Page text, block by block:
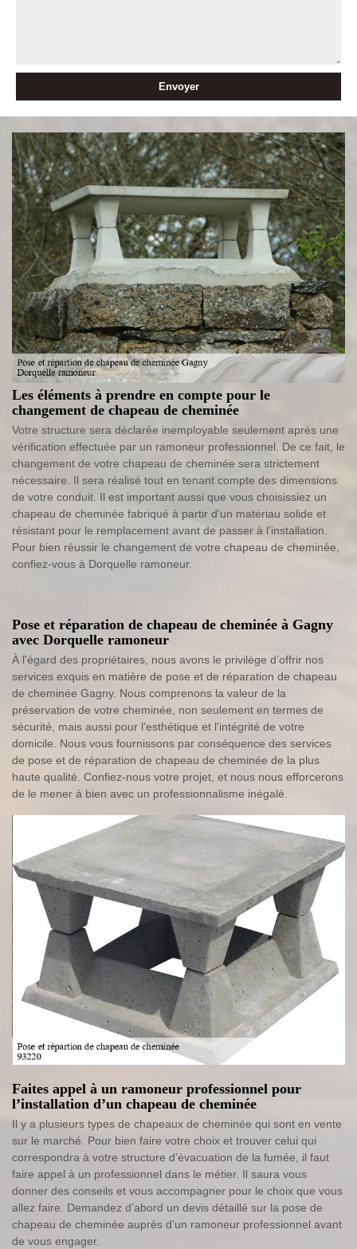
Les éléments à prendre en compte pour le
changement de chapeau de cheminée
Votre structure sera déclarée inemployable seulement après une
vérification effectuée par un ramoneur professionnel. De ce fait, le
changement de votre chapeau de cheminée sera strictement
nécessaire. Il sera réalisé tout en tenant compte des dimensions
de votre conduit. Il est important aussi que vous choisissiez un
chapeau de cheminée fabriqué à partir d'un matériau solide et
résistant pour le remplacement avant de passer à l’installation.
Pour bien réussir le changement de votre chapeau de cheminée,
confiez-vous à Dorquelle ramoneur.
Pose et réparation de chapeau de cheminée à Gagny
avec Dorquelle ramoneur
À l'égard des propriétaires, nous avons le privilège d’offrir nos
services exquis en matière de pose et de réparation de chapeau
de cheminée Gagny. Nous comprenons la valeur de la
préservation de votre cheminée, non seulement en termes de
sécurité, mais aussi pour l'esthétique et l'intégrité de votre
domicile. Nous vous fournissons par conséquence des services
de pose et de réparation de chapeau de cheminée de la plus
haute qualité. Confiez-nous votre projet, et nous nous efforcerons
de le mener à bien avec un professionnalisme inégalé.
Faites appel à un ramoneur professionnel pour
l’installation d’un chapeau de cheminée
Il y a plusieurs types de chapeaux de cheminée qui sont en vente
sur le marché. Pour bien faire votre choix et trouver celui qui
correspondra à votre structure d’évacuation de la fumée, il faut
faire appel à un professionnel dans le métier. Il saura vous
donner des conseils et vous accompagner pour le choix que vous
allez faire. Demandez d’abord un devis détaillé sur la pose de
chapeau de cheminée auprès d’un ramoneur professionnel avant
de vous engager.